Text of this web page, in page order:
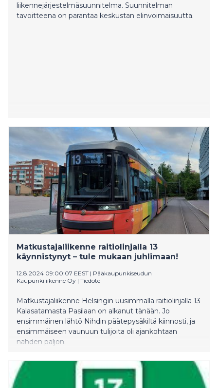
liikennejärjestelmäsuunnitelma. Suunnitelman
tavoitteena on parantaa keskustan elinvoimaisuutta.
Matkustajaliikenne raitiolinjalla 13
käynnistynyt – tule mukaan juhlimaan!
12.8.2024 09:00:07 EEST | Pääkaupunkiseudun
Kaupunkiliikenne Oy | Tiedote
Matkustajaliikenne Helsingin uusimmalla raitiolinjalla 13
Kalasatamasta Pasilaan on alkanut tänään. Jo
ensimmäinen lähtö Nihdin päätepysäkiltä kiinnosti, ja
ensimmäiseen vaunuun tulijoita oli ajankohtaan
nähden paljon.